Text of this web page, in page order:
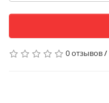
0 отзывов/